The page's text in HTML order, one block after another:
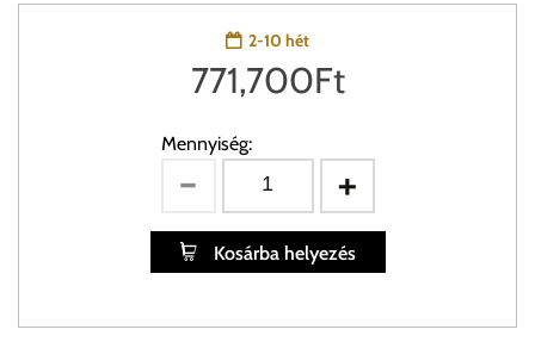
2-10 hét
771,700Ft
Mennyiség:
Kosárba helyezés